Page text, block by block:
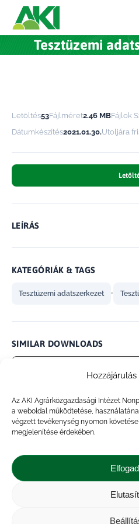
Az AKI Agrárközgazdasági Intézet
a weboldal működtetése,
végzett tevékenység nyomon
megjelenítése érdekében.
Tesztüzemi
Letöltés53Fájlméret2.46 MBFájlok
Dátumkészítés2021.01.30.Utoljára
LEÍRÁS
KATEGÓRIÁK & TAGS
Tesztüzemi adatszerkezet ,
SIMILAR DOWNLOADS
No related download